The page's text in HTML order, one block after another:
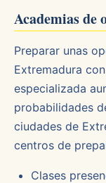
Academias de
Preparar unas
Extremadura
especializada
probabilidades
ciudades de
centros de
Clases